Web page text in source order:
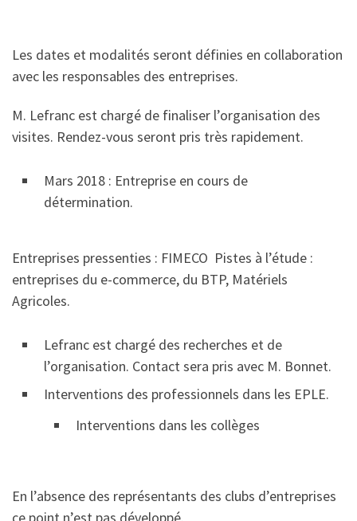
Les dates et modalités seront définies en collaboration
avec les responsables des entreprises.
M. Lefranc est chargé de finaliser l’organisation des
visites. Rendez-vous seront pris très rapidement.
Mars 2018 : Entreprise en cours de
détermination.
Entreprises pressenties : FIMECO Pistes à l’étude :
entreprises du e-commerce, du BTP, Matériels
Agricoles.
Lefranc est chargé des recherches et de
l’organisation. Contact sera pris avec M. Bonnet.
Interventions des professionnels dans les EPLE.
Interventions dans les collèges
En l’absence des représentants des clubs d’entreprises